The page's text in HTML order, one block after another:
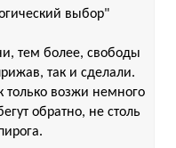
выбор"
тем более, свободы
так и сделали.
только возжи немного
обратно, не столь